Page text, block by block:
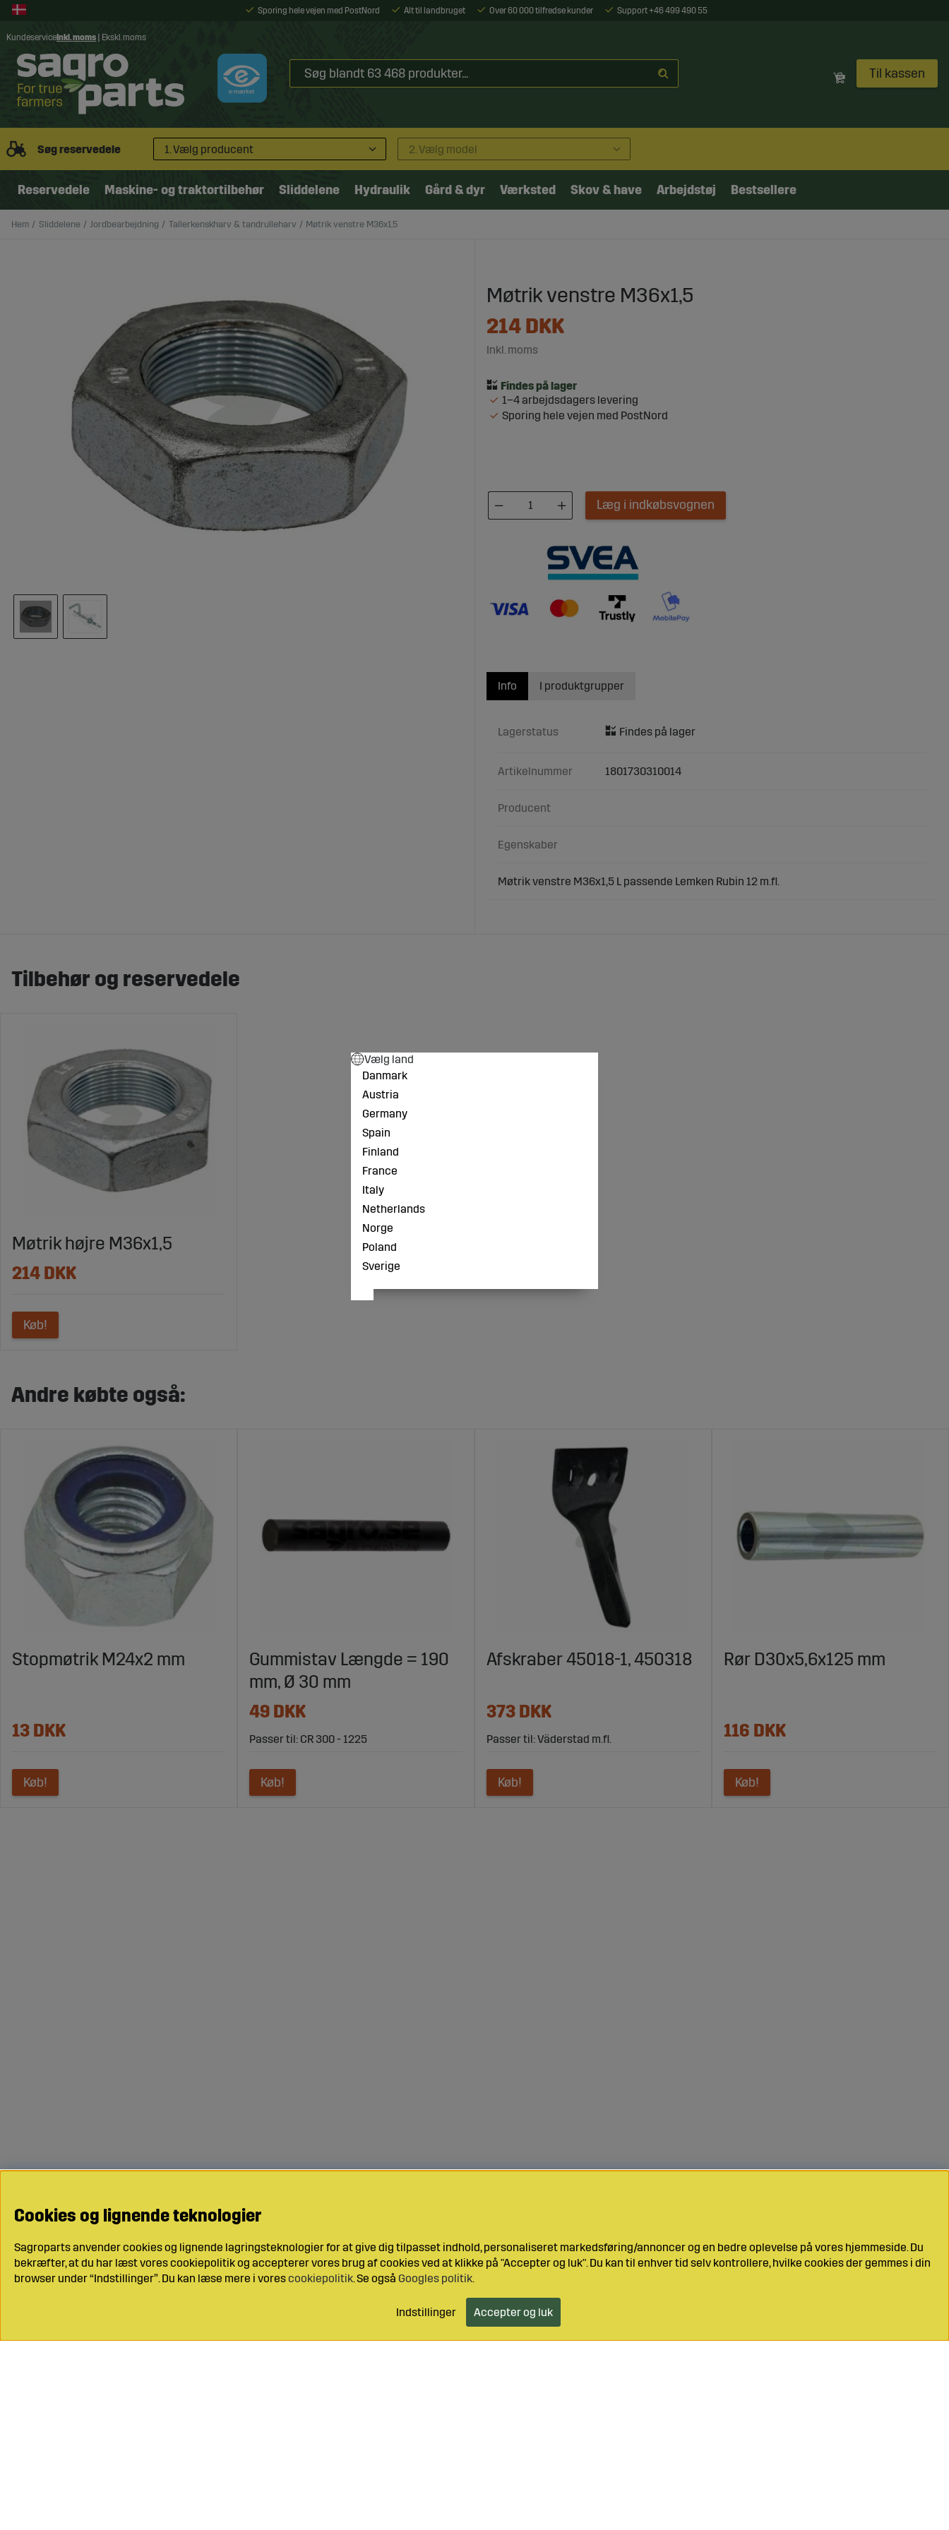
Sporing hele vejen med PostNord Alt til landbruget Over 60 000 tilfredse kunder Support +46 499 490 55
Kundeservice Inkl. moms Ekskl. moms
Til kassen
Søg reservedele 1. Vælg producent 2. Vælg model
Reservedele Maskine- og traktortilbehør Sliddelene Hydraulik Gård & dyr Værksted Skov & have Arbejdstøj Bestsellere
Hem Sliddelene Jordbearbejdning Tallerkenskharv & tandrulleharv Møtrik venstre M36x1,5
Møtrik venstre M36x1,5
214DKK
Inkl. moms
1–4 arbejdsdagers levering
Sporing hele vejen med PostNord
Læg i indkøbsvognen
Info
Lagerstatus
Artikelnummer 1801730310014
Producent
Egenskaber
Møtrik venstre M36x1,5 L passende Lemken Rubin 12 m.fl.
I produktgrupper
Tilbehør og reservedele
Møtrik højre M36x1,5
214 DKK
Køb!
Andre købte også:
Stopmøtrik M24x2 mm
13 DKK
Køb!
Gummistav Længde = 190
mm, Ø 30 mm
49 DKK
Passer til: CR 300 - 1225
Køb!
Afskraber 45018-1, 450318
373 DKK
Passer til: Väderstad m.fl.
Køb!
Rør D30x5,6x125 mm
116 DKK
Køb!
Cookies og lignende teknologier
Sagroparts anvender cookies og lignende lagringsteknologier for at give dig tilpasset indhold, personaliseret markedsføring/annoncer og en bedre oplevelse på vores hjemmeside. Du
bekræfter, at du har læst vores cookiepolitik og accepterer vores brug af cookies ved at klikke på "Accepter og luk". Du kan til enhver tid selv kontrollere, hvilke cookies der gemmes i din
browser under “Indstillinger”. Du kan læse mere i vorescookiepolitik. Se også Googles politik.
Indstillinger Accepter og luk
Vælg land
Danmark
Austria
Germany
Spain
Finland
France
Italy
Netherlands
Norge
Poland
Sverige